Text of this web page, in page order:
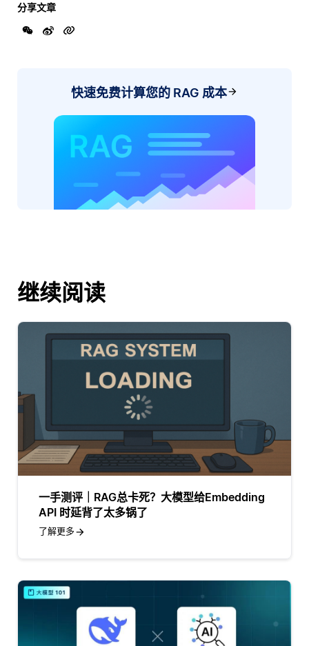
分享文章
快速免费计算您的 RAG 成本
继续阅读
一手测评｜RAG总卡死？大模型给Embedding
API 时延背了太多锅了
了解更多